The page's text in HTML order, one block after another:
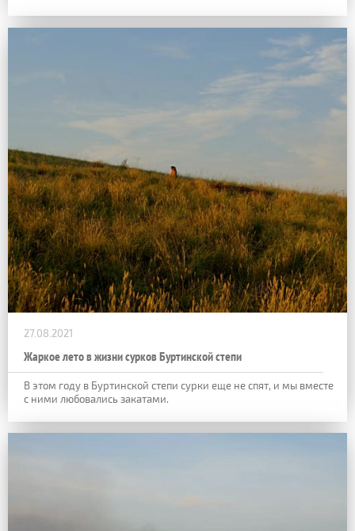
27.08.2021
Жаркое лето в жизни сурков Буртинской степи
В этом году в Буртинской степи сурки еще не спят, и мы вместе
с ними любовались закатами.